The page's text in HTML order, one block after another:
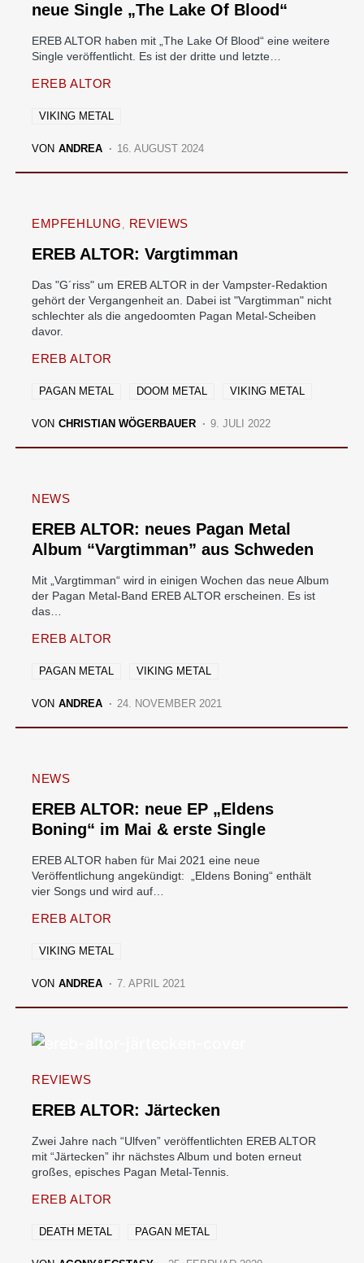
neue Single „The Lake Of Blood“
EREB ALTOR haben mit „The Lake Of Blood“ eine weitere
Single veröffentlicht. Es ist der dritte und letzte…
EREB ALTOR
VIKING METAL
VON ANDREA 16. AUGUST 2024
EMPFEHLUNG REVIEWS
EREB ALTOR: Vargtimman
Das "G´riss" um EREB ALTOR in der Vampster-Redaktion
gehört der Vergangenheit an. Dabei ist "Vargtimman" nicht
schlechter als die angedoomten Pagan Metal-Scheiben
davor.
EREB ALTOR
PAGAN METAL DOOM METAL VIKING METAL
VON CHRISTIAN WÖGERBAUER 9. JULI 2022
NEWS
EREB ALTOR: neues Pagan Metal
Album “Vargtimman” aus Schweden
Mit „Vargtimman“ wird in einigen Wochen das neue Album
der Pagan Metal-Band EREB ALTOR erscheinen. Es ist
das…
EREB ALTOR
PAGAN METAL VIKING METAL
VON ANDREA 24. NOVEMBER 2021
NEWS
EREB ALTOR: neue EP „Eldens
Boning“ im Mai & erste Single
EREB ALTOR haben für Mai 2021 eine neue
Veröffentlichung angekündigt: „Eldens Boning“ enthält
vier Songs und wird auf…
EREB ALTOR
VIKING METAL
VON ANDREA 7. APRIL 2021
REVIEWS
EREB ALTOR: Järtecken
Zwei Jahre nach “Ulfven” veröffentlichten EREB ALTOR
mit “Järtecken” ihr nächstes Album und boten erneut
großes, episches Pagan Metal-Tennis.
EREB ALTOR
DEATH METAL PAGAN METAL